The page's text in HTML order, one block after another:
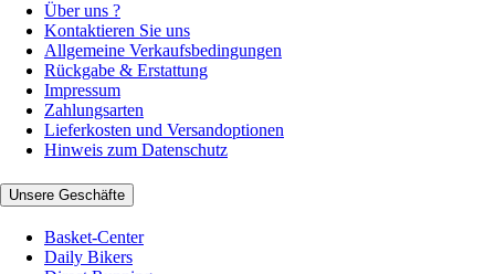
Über uns ?
Kontaktieren Sie uns
Allgemeine Verkaufsbedingungen
Rückgabe & Erstattung
Impressum
Zahlungsarten
Lieferkosten und Versandoptionen
Hinweis zum Datenschutz
Unsere Geschäfte
Basket-Center
Daily Bikers